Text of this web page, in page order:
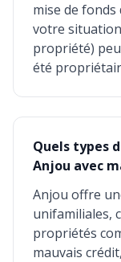
mise de
votre
propriété)
été
Quels types
Anjou avec
Anjou offre
unifamiliales,
propriétés
mauvais